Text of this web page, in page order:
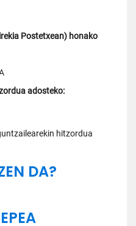
Postetxean) honako
adosteko:
hitzordua
DA?